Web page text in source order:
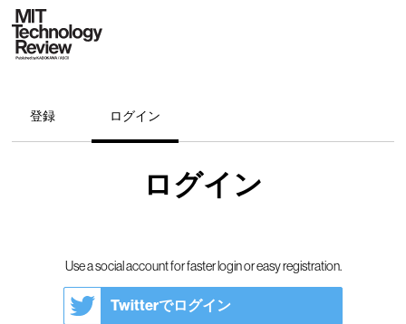
登録 ログイン
ログイン
Use a social account for faster login or easy registration.
Twitterでログイン